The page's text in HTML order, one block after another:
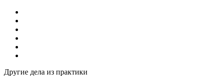
Другие дела из практики